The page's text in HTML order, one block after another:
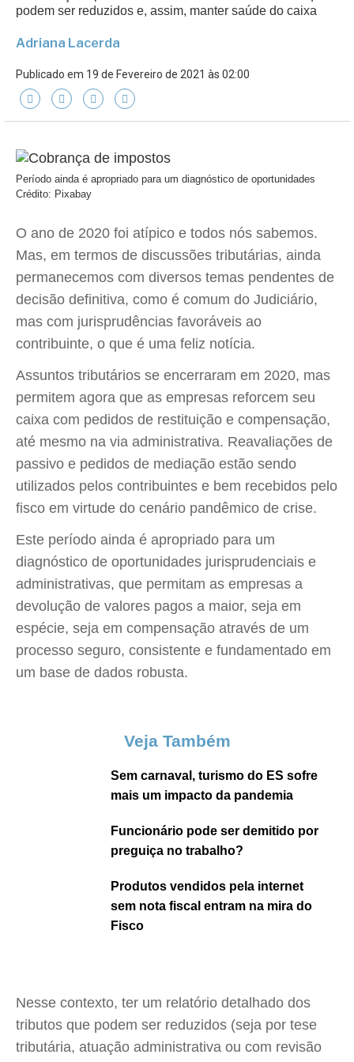
podem ser reduzidos e, assim, manter saúde do caixa
Adriana Lacerda
Publicado em 19 de Fevereiro de 2021 às 02:00
Período ainda é apropriado para um diagnóstico de oportunidades
Crédito: Pixabay
O ano de 2020 foi atípico e todos nós sabemos.
Mas, em termos de discussões tributárias, ainda
permanecemos com diversos temas pendentes de
decisão definitiva, como é comum do Judiciário,
mas com jurisprudências favoráveis ao
contribuinte, o que é uma feliz notícia.
Assuntos tributários se encerraram em 2020, mas
permitem agora que as empresas reforcem seu
caixa com pedidos de restituição e compensação,
até mesmo na via administrativa. Reavaliações de
passivo e pedidos de mediação estão sendo
utilizados pelos contribuintes e bem recebidos pelo
fisco em virtude do cenário pandêmico de crise.
Este período ainda é apropriado para um
diagnóstico de oportunidades jurisprudenciais e
administrativas, que permitam as empresas a
devolução de valores pagos a maior, seja em
espécie, seja em compensação através de um
processo seguro, consistente e fundamentado em
um base de dados robusta.
Veja Também
Sem carnaval, turismo do ES sofre
mais um impacto da pandemia
Funcionário pode ser demitido por
preguiça no trabalho?
Produtos vendidos pela internet
sem nota fiscal entram na mira do
Fisco
Nesse contexto, ter um relatório detalhado dos
tributos que podem ser reduzidos (seja por tese
tributária, atuação administrativa ou com revisão